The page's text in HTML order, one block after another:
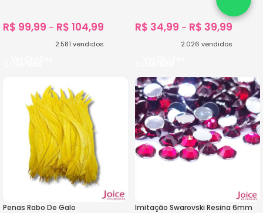
R$ 99,99 – R$ 104,99
2.581 vendidos
R$ 34,99 – R$ 39,99
2.026 vendidos
Penas Rabo De Galo
Imitação Swarovski Resina 6mm